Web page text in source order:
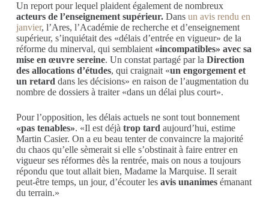
Un report pour lequel plaident également de nombreux
acteurs de l’enseignement supérieur.Dans un avis rendu en
janvier, l’Ares, l’Académie de recherche et d’enseignement
supérieur, s’inquiétait des «délais d’entrée en vigueur» de la
réforme du minerval, qui semblaient«incompatibles» avec sa
mise en œuvre sereine. Un constat partagé par la Direction
des allocations d’études, qui craignait «un engorgement et
un retard dans les décisions» en raison de l’augmentation du
nombre de dossiers à traiter «dans un délai plus court».
Pour l’opposition, les délais actuels ne sont tout bonnement
«pas tenables». «Il est déjà trop tard aujourd’hui, estime
Martin Casier. On a eu beau tenter de convaincre la majorité
du chaos qu’elle sèmerait si elle s’obstinait à faire entrer en
vigueur ses réformes dès la rentrée, mais on nous a toujours
répondu que tout allait bien, Madame la Marquise. Il serait
peut-être temps, un jour, d’écouter les avis unanimesémanant
du terrain.»